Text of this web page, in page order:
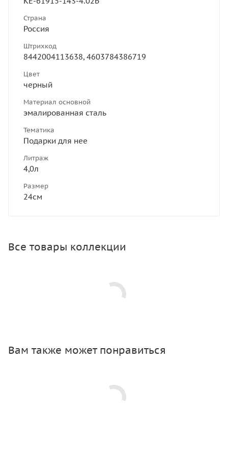
Страна
Россия
Штрихкод
8442004113638, 4603784386719
Цвет
черный
Материал основной
эмалированная сталь
Тематика
Подарки для нее
Литраж
4,0л
Размер
24см
Все товары коллекции
Вам также может понравиться